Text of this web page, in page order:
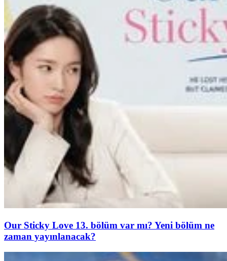
Our Sticky Love 13. bölüm var mı? Yeni bölüm ne
zaman yayınlanacak?